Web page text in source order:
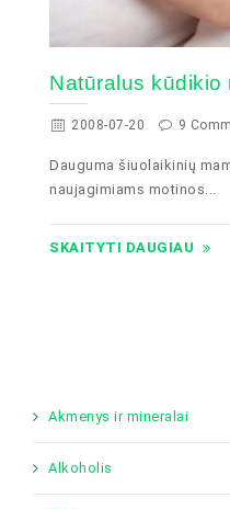
Natūralus kūdikio
2008-07-20 9
Dauguma šiuolaikinių
naujagimiams motinos...
SKAITYTI DAUGIAU
Akmenys ir mineralai
Alkoholis